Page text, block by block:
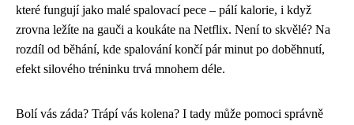
které fungují jako malé spalovací pece – pálí kalorie, i když
zrovna ležíte na gauči a koukáte na Netflix. Není to skvělé? Na
rozdíl od běhání, kde spalování končí pár minut po doběhnutí,
efekt silového tréninku trvá mnohem déle.
Bolí vás záda? Trápí vás kolena? I tady může pomoci správně